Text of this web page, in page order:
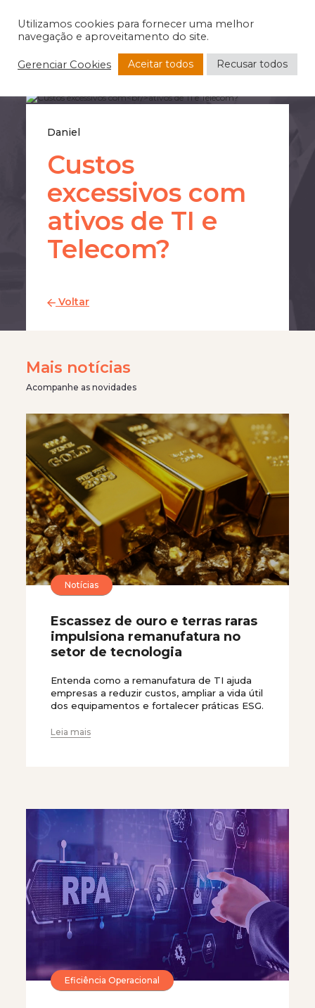
Daniel
Custos
excessivos com
ativos de TI e
Telecom?
Voltar
Mais notícias
Acompanhe as novidades
Notícias
Escassez de ouro e terras raras
impulsiona remanufatura no
setor de tecnologia
Entenda como a remanufatura de TI ajuda
empresas a reduzir custos, ampliar a vida útil
dos equipamentos e fortalecer práticas ESG.
Leia mais
Eficiência Operacional
Utilizamos cookies para fornecer uma melhor
navegação e aproveitamento do site.
Gerenciar Cookies Aceitar todos Recusar todos